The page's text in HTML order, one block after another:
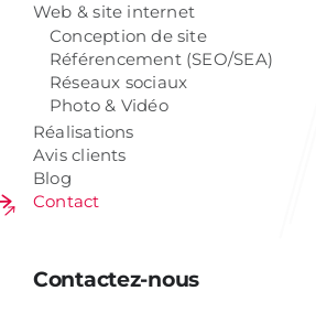
Web & site internet
Conception de site
Référencement (SEO/SEA)
Réseaux sociaux
Photo & Vidéo
Réalisations
Avis clients
Blog
Contact
Contactez-nous